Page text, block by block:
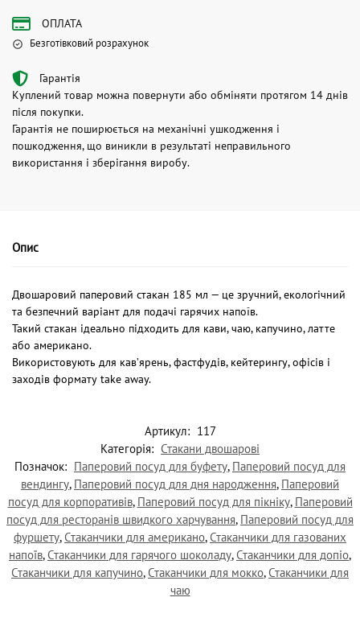
ОПЛАТА
Безготівковий розрахунок
Гарантія
Куплений товар можна повернути або обміняти протягом 14 днів
після покупки.
Гарантія не поширюється на механічні ушкодження і
пошкодження, що виникли в результаті неправильного
використання і зберігання виробу.
Опис
Двошаровий паперовий стакан 185 мл — це зручний, екологічний
та безпечний варіант для подачі гарячих напоїв.
Такий стакан ідеально підходить для кави, чаю, капучино, латте
або американо.
Використовують для кав’ярень, фастфудів, кейтерингу, офісів і
заходів формату take away.
Артикул: 117
Категорія: Стакани двошарові
Позначок: Паперовий посуд для буфету, Паперовий посуд для
вендингу, Паперовий посуд для дня народження, Паперовий
посуд для корпоративів, Паперовий посуд для пікніку, Паперовий
посуд для ресторанів швидкого харчування, Паперовий посуд для
фуршету,Стаканчики для американо,Стаканчики для газованих
напоїв,Стаканчики для гарячого шоколаду,Стаканчики для допіо,
Стаканчики для капучино,Стаканчики для мокко,Стаканчики для
чаю